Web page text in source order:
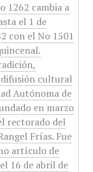
1262 cambia a
el 1 de
con el No 1501
cultural
Autónoma de
en marzo
rectorado del
Frías. Fue
artículo de
16 de abril de